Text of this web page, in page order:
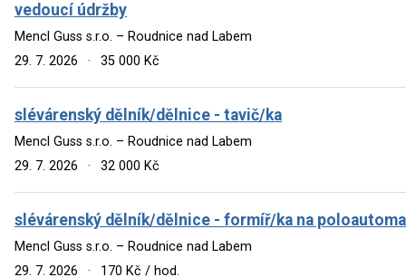
vedoucí údržby
Mencl Guss s.r.o. – Roudnice nad Labem
29. 7. 2026
· 35 000 Kč
slévárenský dělník/dělnice - tavič/ka
Mencl Guss s.r.o. – Roudnice nad Labem
29. 7. 2026
· 32 000 Kč
slévárenský dělník/dělnice - formíř/ka na
Mencl Guss s.r.o. – Roudnice nad Labem
29. 7. 2026
· 170 Kč / hod.